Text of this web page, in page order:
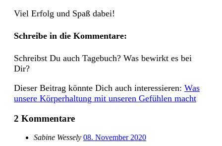
Viel Erfolg und Spaß dabei!
Schreibe in die Kommentare:
Schreibst Du auch Tagebuch? Was bewirkt es bei
Dir?
Dieser Beitrag könnte Dich auch interessieren: Was
unsere Körperhaltung mit unseren Gefühlen macht
2 Kommentare
Sabine Wessely 08. November 2020